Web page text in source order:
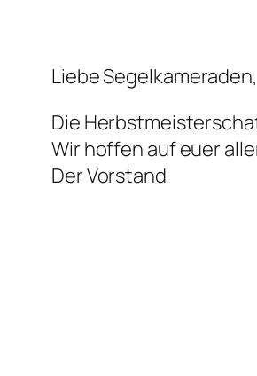
Liebe
Die
Wir hoffen auf euer
Der Vorstand